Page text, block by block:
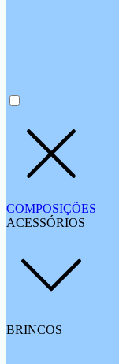
COMPOSIÇÕES
ACESSÓRIOS
BRINCOS